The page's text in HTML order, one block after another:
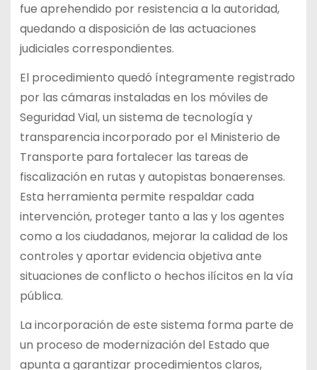
fue aprehendido por resistencia a la autoridad,
quedando a disposición de las actuaciones
judiciales correspondientes.
El procedimiento quedó íntegramente registrado
por las cámaras instaladas en los móviles de
Seguridad Vial, un sistema de tecnología y
transparencia incorporado por el Ministerio de
Transporte para fortalecer las tareas de
fiscalización en rutas y autopistas bonaerenses.
Esta herramienta permite respaldar cada
intervención, proteger tanto a las y los agentes
como a los ciudadanos, mejorar la calidad de los
controles y aportar evidencia objetiva ante
situaciones de conflicto o hechos ilícitos en la vía
pública.
La incorporación de este sistema forma parte de
un proceso de modernización del Estado que
apunta a garantizar procedimientos claros,